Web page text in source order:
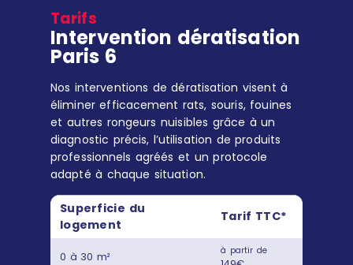
Tarifs
Intervention dératisation
Paris 6
Nos interventions de dératisation visent à
éliminer efficacement rats, souris, fouines
et autres rongeurs nuisibles grâce à un
diagnostic précis, l’utilisation de produits
professionnels agréés et un protocole
adapté à chaque situation.
Superficie du
logement
Tarif TTC*
0 à 30 m² à partir de